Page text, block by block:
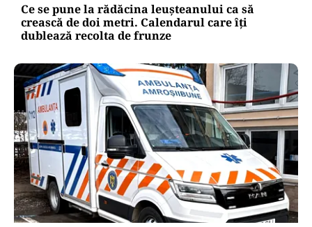
Ce se pune la rădăcina leușteanului ca să
crească de doi metri. Calendarul care îți
dublează recolta de frunze